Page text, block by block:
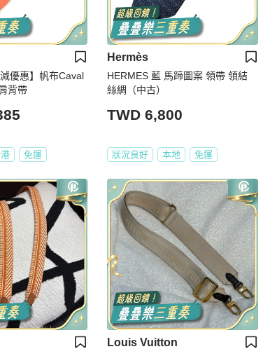
優惠】帆布Caval
背帶
免運
Hermès
HERMES 藍 馬蹄圖案 領帶 領結
絲綢（中古）
TWD 6,800
狀況良好 本地 免運
Louis Vuitton